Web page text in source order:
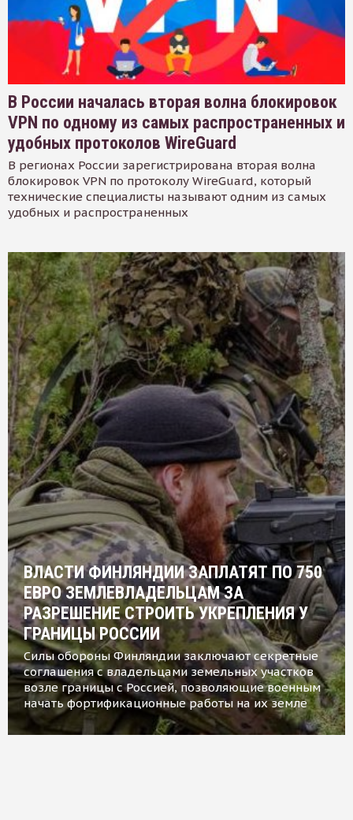
В России началась вторая волна блокировок
VPN по одному из самых распространенных и
удобных протоколов WireGuard
В регионах России зарегистрирована вторая волна
блокировок VPN по протоколу WireGuard, который
технические специалисты называют одним из самых
удобных и распространенных
ВЛАСТИ ФИНЛЯНДИИ ЗАПЛАТЯТ ПО 750
ЕВРО ЗЕМЛЕВЛАДЕЛЬЦАМ ЗА
РАЗРЕШЕНИЕ СТРОИТЬ УКРЕПЛЕНИЯ У
ГРАНИЦЫ РОССИИ
Силы обороны Финляндии заключают секретные
соглашения с владельцами земельных участков
возле границы с Россией, позволяющие военным
начать фортификационные работы на их земле